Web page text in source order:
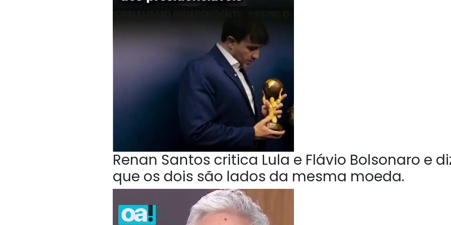
Renan Santos critica Lula e Flávio Bolsonaro e
que os dois são lados da mesma moeda.